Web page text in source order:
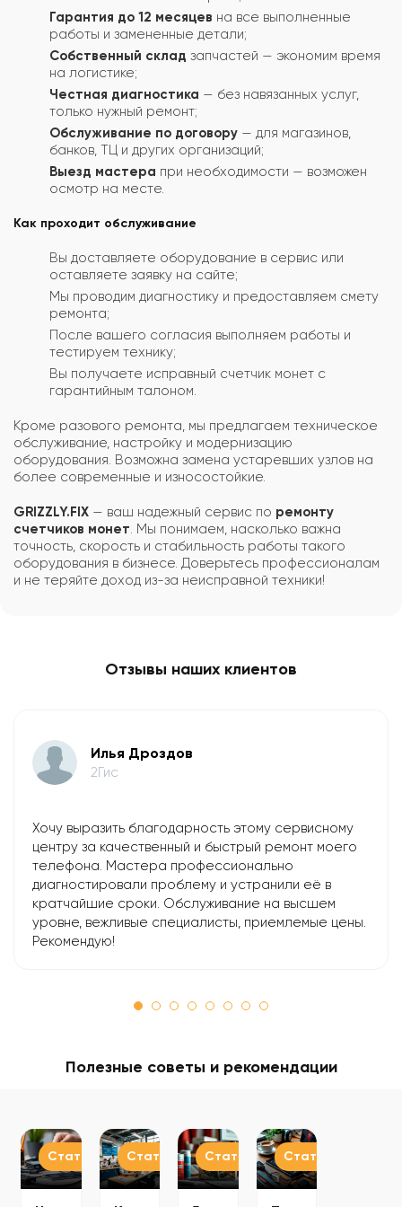
Гарантия до 12 месяцев на все выполненные
работы и замененные детали;
Собственный склад запчастей — экономим время
на логистике;
Честная диагностика — без навязанных услуг,
только нужный ремонт;
Обслуживание по договору — для магазинов,
банков, ТЦ и других организаций;
Выезд мастера при необходимости — возможен
осмотр на месте.
Как проходит обслуживание
Вы доставляете оборудование в сервис или
оставляете заявку на сайте;
Мы проводим диагностику и предоставляем смету
ремонта;
После вашего согласия выполняем работы и
тестируем технику;
Вы получаете исправный счетчик монет с
гарантийным талоном.
Кроме разового ремонта, мы предлагаем техническое
обслуживание, настройку и модернизацию
оборудования. Возможна замена устаревших узлов на
более современные и износостойкие.
GRIZZLY.FIX — ваш надежный сервис по ремонту
счетчиков монет . Мы понимаем, насколько важна
точность, скорость и стабильность работы такого
оборудования в бизнесе. Доверьтесь профессионалам
и не теряйте доход из-за неисправной техники!
Отзывы наших клиентов
Илья Дроздов
2Гис
Хочу выразить благодарность этому сервисному
центру за качественный и быстрый ремонт моего
телефона. Мастера профессионально
диагностировали проблему и устранили её в
кратчайшие сроки. Обслуживание на высшем
уровне, вежливые специалисты, приемлемые цены.
Рекомендую!
Полезные советы и рекомендации
Статьи Статьи Статьи Статьи